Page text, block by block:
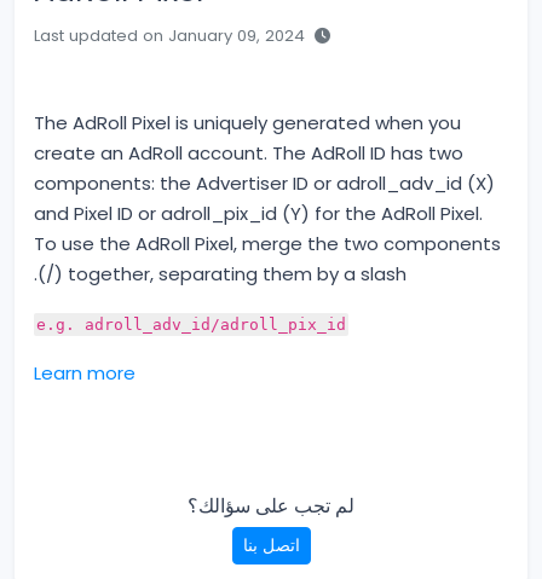
The AdRoll Pixel is uniquely generated when you
create an AdRoll account. The AdRoll ID has two
components: the Advertiser ID or adroll_adv_id (X)
and Pixel ID or adroll_pix_id (Y) for the AdRoll Pixel.
To use the AdRoll Pixel, merge the two components
together, separating them by a slash (/).
e.g. adroll_adv_id/adroll_pix_id
Learn more
لم تجب على سؤالك؟
اتصل بنا